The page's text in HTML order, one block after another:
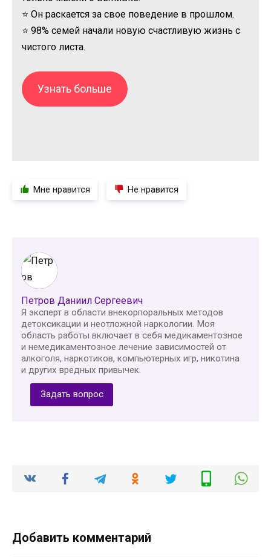
⭐ Он раскается за свое поведение в прошлом.
⭐ 98% семей начали новую счастливую жизнь с
чистого листа.
Узнать больше
Мне нравится Не нравится
Петров Даниил Сергеевич
Я эксперт в области внекорпоральных методов
детоксикации и неотложной наркологии. Моя
область работы включает в себя медикаментозное
и немедикаментозное лечение зависимостей от
алкоголя, наркотиков, компьютерных игр, никотина
и других вредных привычек.
Задать вопрос
Добавить комментарий